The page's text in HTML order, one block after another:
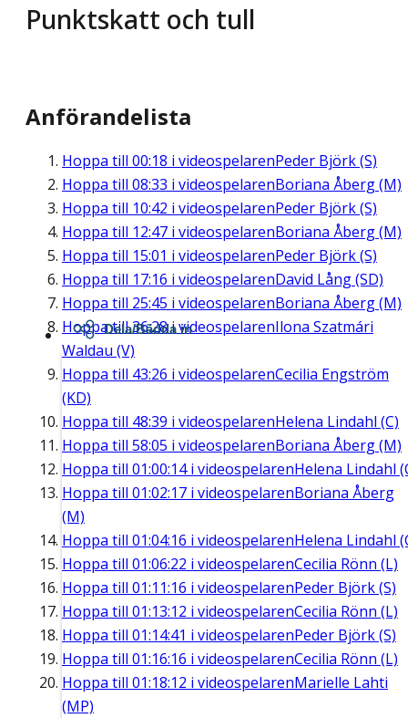
Punktskatt och tull
Anförandelista
Hoppa till 00:18 i videospelarenPeder Björk (S)
Hoppa till 08:33 i videospelarenBoriana Åberg (M)
Hoppa till 10:42 i videospelarenPeder Björk (S)
Hoppa till 12:47 i videospelarenBoriana Åberg (M)
Hoppa till 15:01 i videospelarenPeder Björk (S)
Hoppa till 17:16 i videospelarenDavid Lång (SD)
Hoppa till 25:45 i videospelarenBoriana Åberg (M)
Hoppa till36:28i videospelarenIlona Szatmári
Waldau (V)
Hoppa till 43:26 i videospelarenCecilia Engström
(KD)
Hoppa till 48:39 i videospelarenHelena Lindahl (C)
Hoppa till 58:05 i videospelarenBoriana Åberg (M)
Hoppa till 01:00:14i videospelarenHelena Lindahl
Hoppa till 01:02:17 i videospelarenBoriana Åberg
(M)
Hoppa till 01:04:16 i videospelarenHelena Lindahl
Hoppa till 01:06:22 i videospelarenCecilia Rönn (L)
Hoppa till 01:11:16 i videospelarenPeder Björk (S)
Hoppa till 01:13:12 i videospelarenCecilia Rönn (L)
Hoppa till 01:14:41 i videospelarenPeder Björk (S)
Hoppa till 01:16:16 i videospelarenCecilia Rönn (L)
Hoppa till 01:18:12 i videospelarenMarielle Lahti
(MP)
Dela/Bädda in